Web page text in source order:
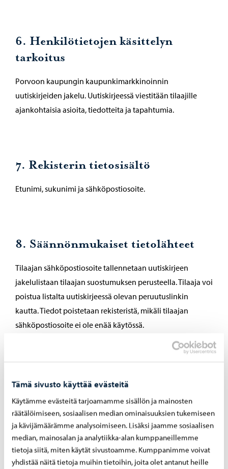
Tämä sivusto käyttää evästeitä
Käytämme evästeitä tarjoamamme sisällön ja mainosten
räätälöimiseen, sosiaalisen median ominaisuuksien tukemiseen
ja kävijämäärämme analysoimiseen. Lisäksi jaamme sosiaalisen
median, mainosalan ja analytiikka-alan kumppaneillemme
tietoja siitä, miten käytät sivustoamme. Kumppanimme voivat
yhdistää näitä tietoja muihin tietoihin, joita olet antanut heille
6. Henkilötietojen käsittelyn
tarkoitus
Porvoon kaupungin kaupunkimarkkinoinnin
uutiskirjeiden jakelu. Uutiskirjeessä viestitään tilaajille
ajankohtaisia asioita, tiedotteita ja tapahtumia.
7. Rekisterin tietosisältö
Etunimi, sukunimi ja sähköpostiosoite.
8. Säännönmukaiset tietolähteet
Tilaajan sähköpostiosoite tallennetaan uutiskirjeen
jakelulistaan tilaajan suostumuksen perusteella. Tilaaja voi
poistua listalta uutiskirjeessä olevan peruutuslinkin
kautta. Tiedot poistetaan rekisteristä, mikäli tilaajan
sähköpostiosoite ei ole enää käytössä.
9. Tietojen säännönmukainen
luovutus
Henkilötietoja ei luovuteta kolmansille osapuolille.
Henkilötietoja ei siirretä EU:n tai ETA:n ulkopuolelle.